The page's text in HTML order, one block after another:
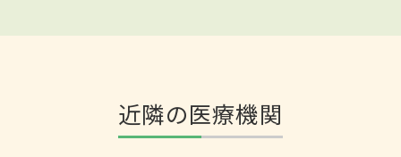
近隣の医療機関